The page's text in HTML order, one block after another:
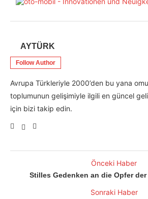
AYTÜRK
Follow Author
Avrupa Türkleriyle 2000’den bu yana
toplumunun gelişimiyle ilgili en güncel
için bizi takip edin.
Önceki Haber
Stilles Gedenken an die Opfer
Sonraki Haber